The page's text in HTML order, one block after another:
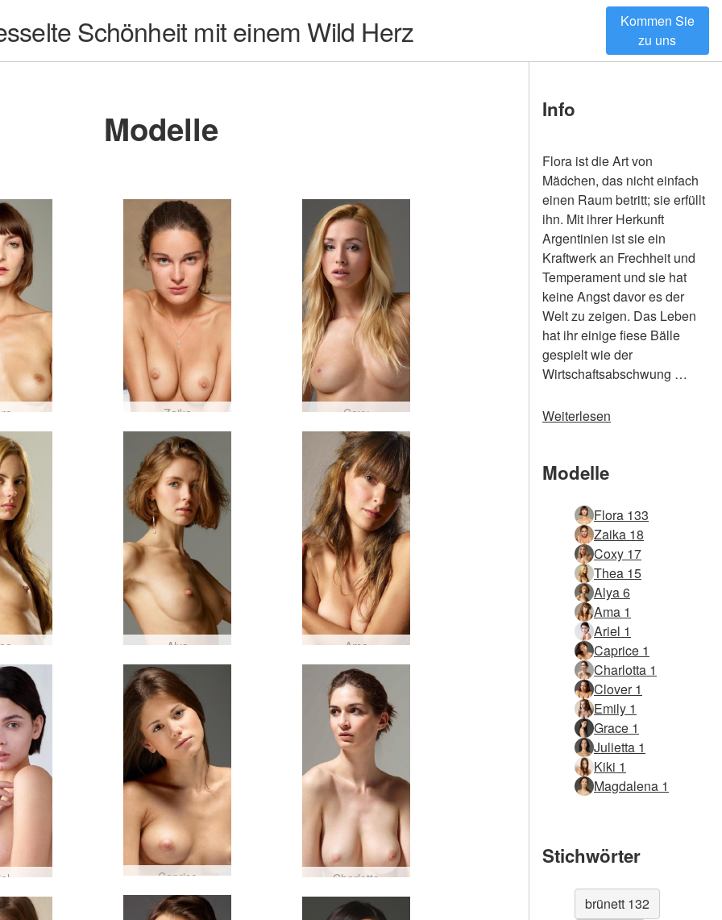
Schönheit mit einem Wild Herz
Kommen Sie
zu uns
Modelle
Zaika Coxy
Alya Ama
Caprice Charlotta
Info
Flora ist die Art von
Mädchen, das nicht einfach
einen Raum betritt; sie erfüllt
ihn. Mit ihrer Herkunft
Argentinien ist sie ein
Kraftwerk an Frechheit und
Temperament und sie hat
keine Angst davor es der
Welt zu zeigen. Das Leben
hat ihr einige fiese Bälle
gespielt wie der
Wirtschaftsabschwung …
Weiterlesen
Modelle
Flora 133
Zaika 18
Coxy 17
Thea 15
Alya 6
Ama 1
Ariel 1
Caprice 1
Charlotta 1
Clover 1
Emily 1
Grace 1
Julietta 1
Kiki 1
Magdalena 1
Stichwörter
brünett 132